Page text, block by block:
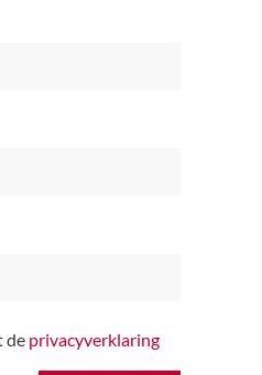
de privacy­verklaring